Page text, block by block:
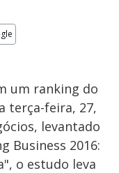
um ranking do
terça-feira, 27,
levantado
Business 2016:
o estudo leva